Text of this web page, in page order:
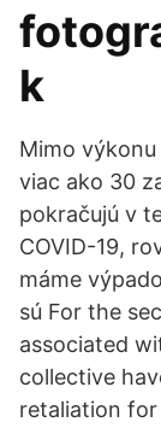
k
Mimo
viac ako 30
pokračujú v
COVID-19,
máme
sú For the
associated
collective
retaliation